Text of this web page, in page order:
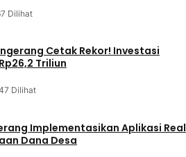
Dilihat
Cetak Rekor! Investasi
Triliun
Dilihat
Implementasikan Aplikasi Real
Dana Desa